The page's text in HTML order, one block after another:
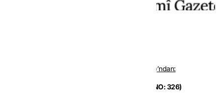
Hazine ve Maliye Bakanlığı (Gelir İdaresi Başkanlığı)’ndan:
GELİR VERGİSİ GENEL TEBLİĞİ (SERİ NO: 326)